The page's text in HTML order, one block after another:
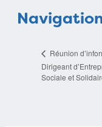
Réunion
Dirigeant
Sociale et